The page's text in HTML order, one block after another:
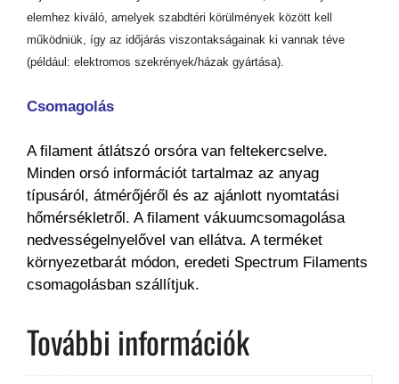
elemhez kiváló, amelyek szabdtéri körülmények között kell
működniük, így az időjárás viszontakságainak ki vannak téve
(például: elektromos szekrények/házak gyártása).
Csomagolás
A filament átlátszó orsóra van feltekercselve.
Minden orsó információt tartalmaz az anyag
típusáról, átmérőjéről és az ajánlott nyomtatási
hőmérsékletről. A filament vákuumcsomagolása
nedvességelnyelővel van ellátva. A terméket
környezetbarát módon, eredeti Spectrum Filaments
csomagolásban szállítjuk.
További információk